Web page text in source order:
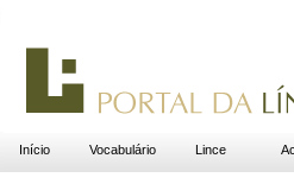
Início Vocabulário Lince